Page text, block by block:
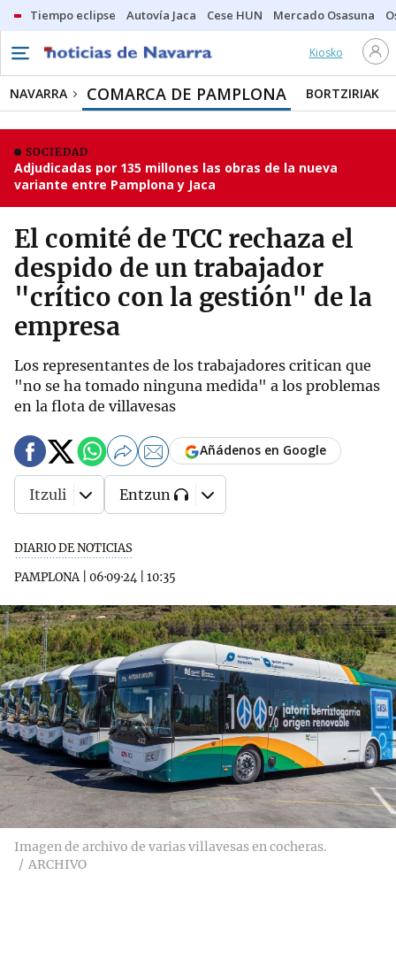
Tiempo eclipse Autovía Jaca Cese HUN Mercado Osasuna
Kiosko
NAVARRA COMARCA DE PAMPLONA BORTZIRIAK
SOCIEDAD
Adjudicadas por 135 millones las obras de la nueva
variante entre Pamplona y Jaca
El comité de TCC rechaza el
despido de un trabajador
"crítico con la gestión" de la
empresa
Los representantes de los trabajadores critican que
"no se ha tomado ninguna medida" a los problemas
en la flota de villavesas
DIARIO DE NOTICIAS
PAMPLONA| 06·09·24 10:35
Añádenos en Google
Itzuli Entzun
Imagen de archivo de varias villavesas en cocheras.
ARCHIVO